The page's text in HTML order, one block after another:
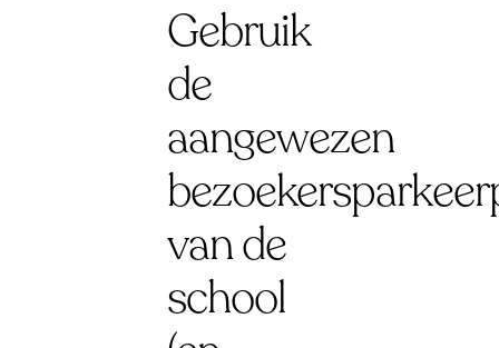
Gebruik
de
aangewezen
van de
school